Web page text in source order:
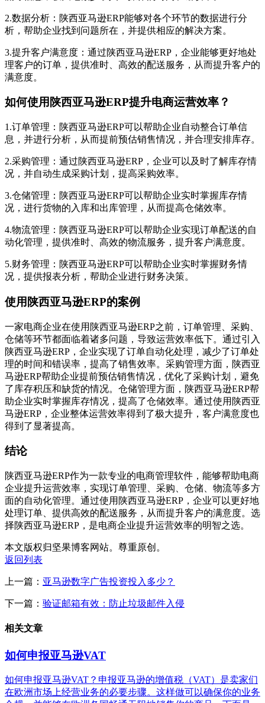
2.数据分析：陕西亚马逊ERP能够对各个环节的数据进行分
析，帮助企业找到问题所在，并提供相应的解决方案。
3.提升客户满意度：通过陕西亚马逊ERP，企业能够更好地处
理客户的订单，提供准时、高效的配送服务，从而提升客户的
满意度。
如何使用陕西亚马逊ERP提升电商运营效率？
1.订单管理：陕西亚马逊ERP可以帮助企业自动整合订单信
息，并进行分析，从而提前预估销售情况，并合理安排库存。
2.采购管理：通过陕西亚马逊ERP，企业可以及时了解库存情
况，并自动生成采购计划，提高采购效率。
3.仓储管理：陕西亚马逊ERP可以帮助企业实时掌握库存情
况，进行货物的入库和出库管理，从而提高仓储效率。
4.物流管理：陕西亚马逊ERP可以帮助企业实现订单配送的自
动化管理，提供准时、高效的物流服务，提升客户满意度。
5.财务管理：陕西亚马逊ERP可以帮助企业实时掌握财务情
况，提供报表分析，帮助企业进行财务决策。
使用陕西亚马逊ERP的案例
一家电商企业在使用陕西亚马逊ERP之前，订单管理、采购、
仓储等环节都面临着诸多问题，导致运营效率低下。通过引入
陕西亚马逊ERP，企业实现了订单自动化处理，减少了订单处
理的时间和错误率，提高了销售效率。采购管理方面，陕西亚
马逊ERP帮助企业提前预估销售情况，优化了采购计划，避免
了库存积压和缺货的情况。仓储管理方面，陕西亚马逊ERP帮
助企业实时掌握库存情况，提高了仓储效率。通过使用陕西亚
马逊ERP，企业整体运营效率得到了极大提升，客户满意度也
得到了显著提高。
结论
陕西亚马逊ERP作为一款专业的电商管理软件，能够帮助电商
企业提升运营效率，实现订单管理、采购、仓储、物流等多方
面的自动化管理。通过使用陕西亚马逊ERP，企业可以更好地
处理订单、提供高效的配送服务，从而提升客户的满意度。选
择陕西亚马逊ERP，是电商企业提升运营效率的明智之选。
本文版权归坚果博客网站。尊重原创。
返回列表
上一篇： 亚马逊数字广告投资投入多少？
下一篇： 验证邮箱有效：防止垃圾邮件入侵
相关文章
如何申报亚马逊VAT
如何申报亚马逊VAT？申报亚马逊的增值税（VAT）是卖家们
在欧洲市场上经营业务的必要步骤。这样做可以确保你的业务